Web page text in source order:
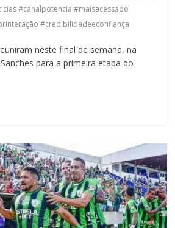
#canalpotencia #maisacessado
#credibilidadeeconfiança
neste final de semana, na
para a primeira etapa do